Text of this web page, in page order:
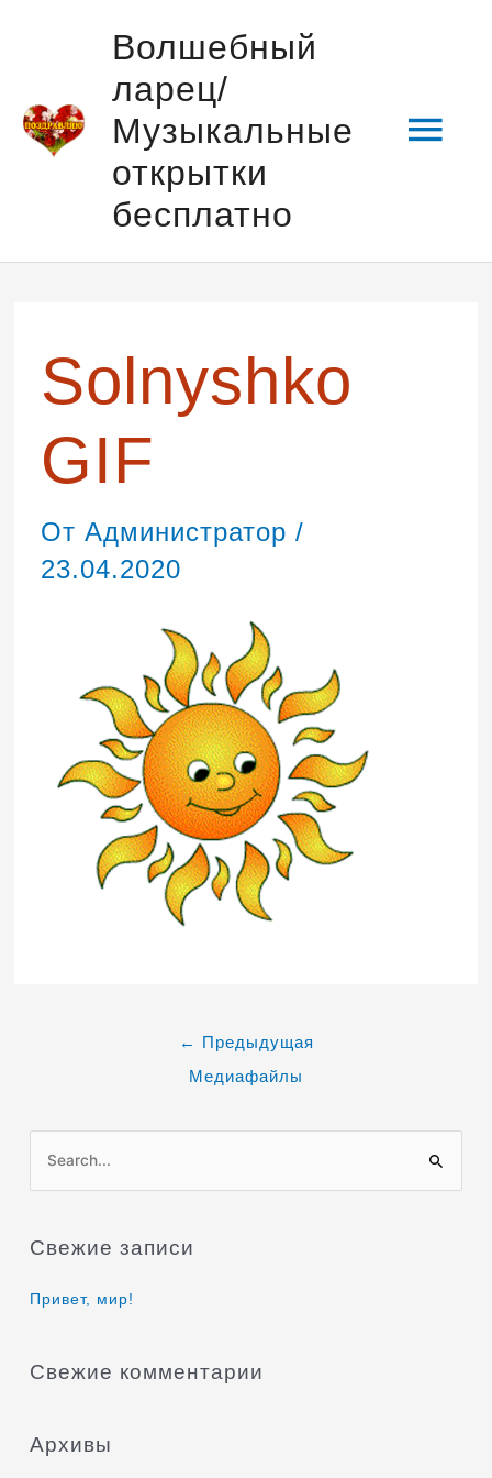
содержимому
Волшебный
ларец/
Музыкальные
открытки
бесплатно
Solnyshko
GIF
От Администратор /
23.04.2020
записям
←
Предыдущая
Медиафайлы
о
с
Свежие записи
Привет, мир!
Свежие комментарии
Архивы